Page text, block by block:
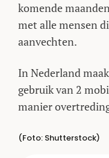
komende
met alle mensen
aanvechten.
In Nederland
gebruik van 2
manier
(Foto: Shutterstock)